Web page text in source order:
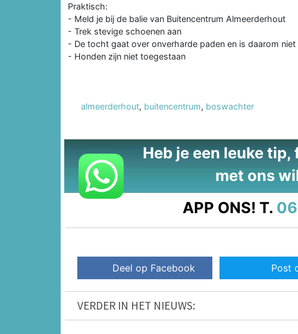
Praktisch:
- Meld je bij de balie van Buitencentrum Almeerderhout
- Trek stevige schoenen aan
- De tocht gaat over onverharde paden en is daarom
- Honden zijn niet toegestaan
almeerderhout, buitencentrum, boswachter
Heb je een leuke
met ons
APP ONS! T.
Deel op Facebook Post
VERDER IN HET NIEUWS: